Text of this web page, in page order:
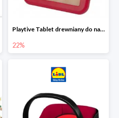
Playtive Tablet drewniany do nauki, interaktywny
22%